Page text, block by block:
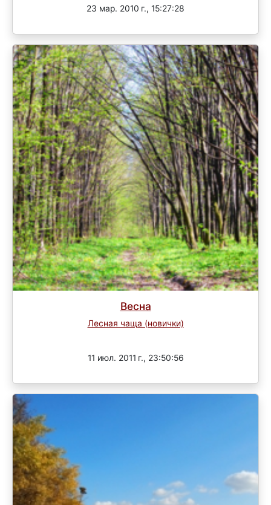
23 мар. 2010 г., 15:27:28
Весна
Лесная чаща (новички)
11 июл. 2011 г., 23:50:56